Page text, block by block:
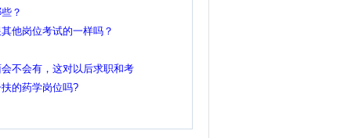
？
他岗位考试的一样吗？
不会有，这对以后求职和考
色弱，当时高中不懂就没去
的药学岗位吗?